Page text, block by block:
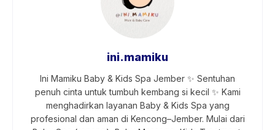
ini.mamiku
Ini Mamiku Baby & Kids Spa Jember ✨ Sentuhan
penuh cinta untuk tumbuh kembang si kecil ✨ Kami
menghadirkan layanan Baby & Kids Spa yang
profesional dan aman di Kencong–Jember. Mulai dari